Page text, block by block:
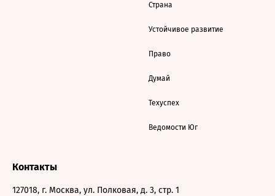
Страна
Устойчивое развитие
Право
Думай
Техуспех
Ведомости Юг
Контакты
127018, г. Москва, ул. Полковая, д. 3, стр. 1